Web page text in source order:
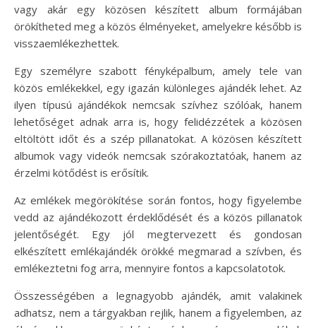
vagy akár egy közösen készített album formájában
örökítheted meg a közös élményeket, amelyekre később is
visszaemlékezhettek.
Egy személyre szabott fényképalbum, amely tele van
közös emlékekkel, egy igazán különleges ajándék lehet. Az
ilyen típusú ajándékok nemcsak szívhez szólóak, hanem
lehetőséget adnak arra is, hogy felidézzétek a közösen
eltöltött időt és a szép pillanatokat. A közösen készített
albumok vagy videók nemcsak szórakoztatóak, hanem az
érzelmi kötődést is erősítik.
Az emlékek megörökítése során fontos, hogy figyelembe
vedd az ajándékozott érdeklődését és a közös pillanatok
jelentőségét. Egy jól megtervezett és gondosan
elkészített emlékajándék örökké megmarad a szívben, és
emlékeztetni fog arra, mennyire fontos a kapcsolatotok.
Összességében a legnagyobb ajándék, amit valakinek
adhatsz, nem a tárgyakban rejlik, hanem a figyelemben, az